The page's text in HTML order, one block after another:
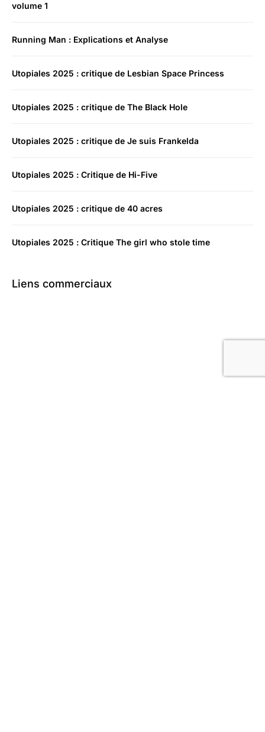
volume 1
Running Man : Explications et Analyse
Utopiales 2025 : critique de Lesbian Space Princess
Utopiales 2025 : critique de The Black Hole
Utopiales 2025 : critique de Je suis Frankelda
Utopiales 2025 : Critique de Hi-Five
Utopiales 2025 : critique de 40 acres
Utopiales 2025 : Critique The girl who stole time
Liens commerciaux